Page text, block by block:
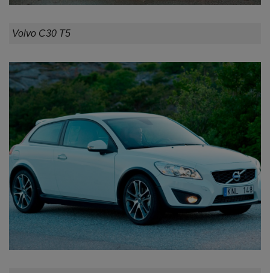
Volvo C30 T5